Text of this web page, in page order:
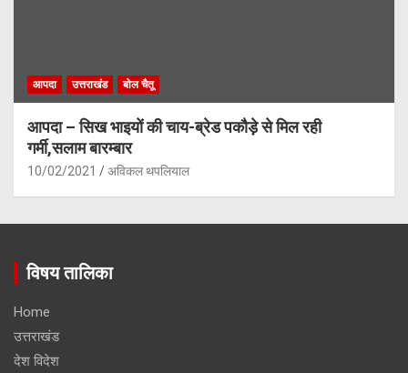
आपदा उत्तराखंड बोल चैतू
आपदा – सिख भाइयों की चाय-ब्रेड पकौड़े से मिल रही
गर्मी,सलाम बारम्बार
10/02/2021 अविकल थपलियाल
विषय तालिका
Home
उत्तराखंड
देश विदेश